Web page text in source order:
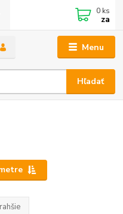
Menu
Hľadať
0 ks
za